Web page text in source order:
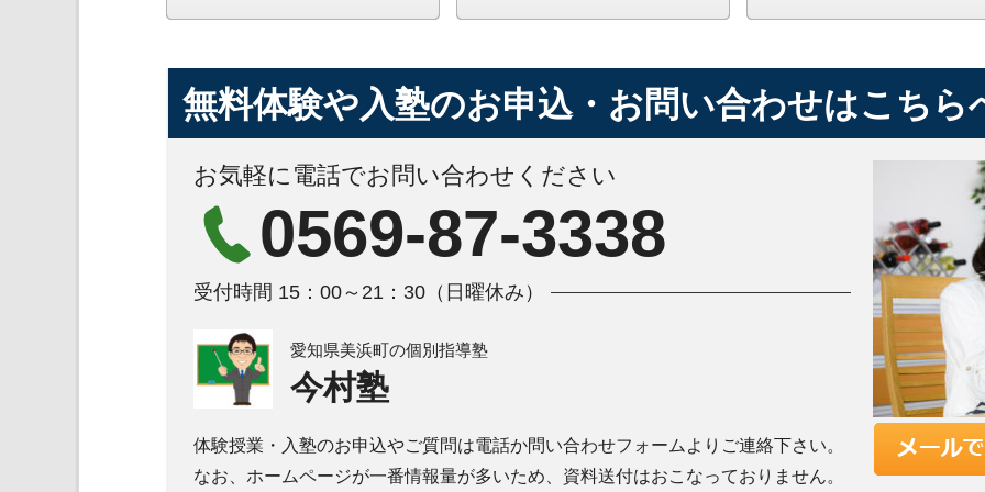
無料体験や入塾のお申込・お問い合わせはこちら
お気軽に電話でお問い合わせください
0569-87-3338
受付時間 15：00～21：30（日曜休み）
愛知県美浜町の個別指導塾
今村塾
体験授業・入塾のお申込やご質問は電話か問い合わせフォームよりご連絡下さい。
なお、ホームページが一番情報量が多いため、資料送付はおこなっておりません。